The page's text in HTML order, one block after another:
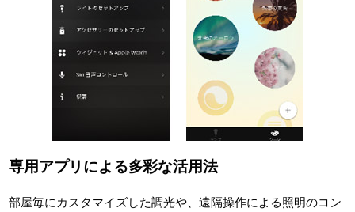
専用アプリによる多彩な活用法
部屋毎にカスタマイズした調光や、遠隔操作による照明のコン